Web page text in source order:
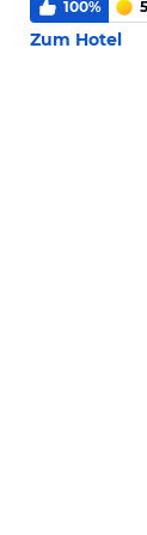
100%
Zum Hotel